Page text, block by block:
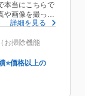
本当にこちらで
や画像を撮って
かりました。ク
詳細を見る
お掃除機能
⭐価格以上の